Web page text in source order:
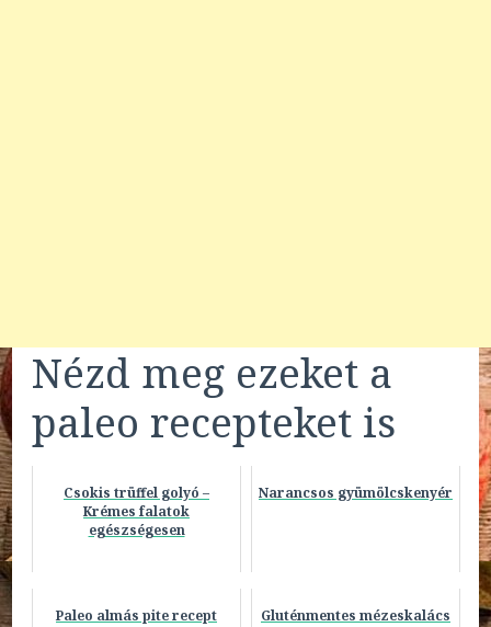
Nézd meg ezeket a
paleo recepteket is
Csokis trüffel golyó –
Krémes falatok
egészségesen
Narancsos gyümölcskenyér
Paleo almás pite recept Gluténmentes mézeskalács